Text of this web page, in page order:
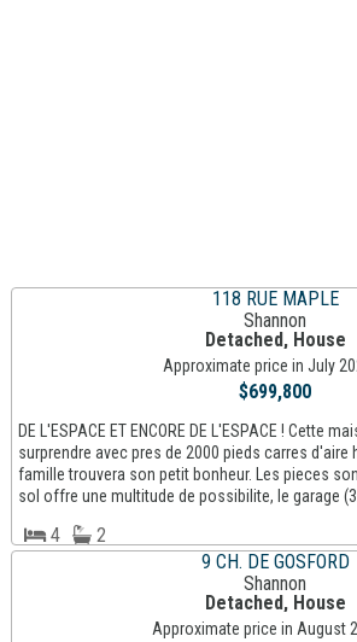
118 RUE MAPLE
Shannon
Detached, House
Approximate price in July
$699,800
DE L'ESPACE ET ENCORE DE L'ESPACE ! Cette
surprendre avec pres de 2000 pieds carres d'aire
famille trouvera son petit bonheur. Les pieces
sol offre une multitude de possibilite, le garage
4 2
9 CH. DE GOSFORD
Shannon
Detached, House
Approximate price in August